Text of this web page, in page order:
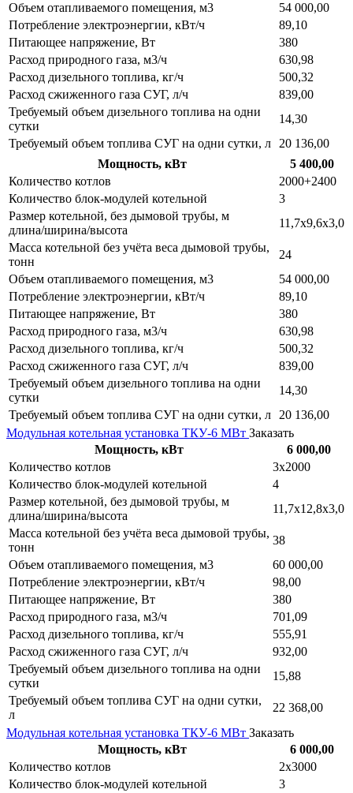
Объем отапливаемого помещения, м3
54 000,00
Потребление электроэнергии, кВт/ч
89,10
Питающее напряжение, Вт
380
Расход природного газа, м3/ч
630,98
Расход дизельного топлива, кг/ч
500,32
Расход сжиженного газа СУГ, л/ч
839,00
Требуемый объем дизельного топлива на одни
сутки
14,30
Требуемый объем топлива СУГ на одни сутки, л
20 136,00
Мощность, кВт
5 400,00
Количество котлов
2000+2400
Количество блок-модулей котельной
3
Размер котельной, без дымовой трубы, м
длина/ширина/высота
11,7х9,6х3,0
Масса котельной без учёта веса дымовой трубы,
тонн
24
Объем отапливаемого помещения, м3
54 000,00
Потребление электроэнергии, кВт/ч
89,10
Питающее напряжение, Вт
380
Расход природного газа, м3/ч
630,98
Расход дизельного топлива, кг/ч
500,32
Расход сжиженного газа СУГ, л/ч
839,00
Требуемый объем дизельного топлива на одни
сутки
14,30
Требуемый объем топлива СУГ на одни сутки, л
20 136,00
Модульная котельная установка ТКУ-6 МВт Заказать
Мощность, кВт
6 000,00
Количество котлов
3х2000
Количество блок-модулей котельной
4
Размер котельной, без дымовой трубы, м
длина/ширина/высота
11,7х12,8х3,0
Масса котельной без учёта веса дымовой трубы,
тонн
38
Объем отапливаемого помещения, м3
60 000,00
Потребление электроэнергии, кВт/ч
98,00
Питающее напряжение, Вт
380
Расход природного газа, м3/ч
701,09
Расход дизельного топлива, кг/ч
555,91
Расход сжиженного газа СУГ, л/ч
932,00
Требуемый объем дизельного топлива на одни
сутки
15,88
Требуемый объем топлива СУГ на одни сутки,
л
22 368,00
Модульная котельная установка ТКУ-6 МВт Заказать
Мощность, кВт
6 000,00
Количество котлов
2х3000
Количество блок-модулей котельной
3